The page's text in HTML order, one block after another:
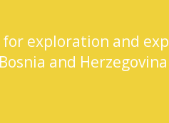
exploration and
and Herzegovina